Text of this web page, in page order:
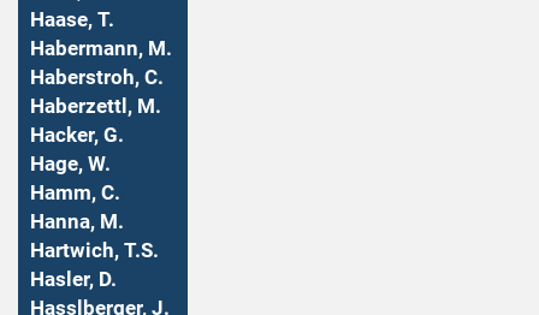
Haase, T.
Habermann, M.
Haberstroh, C.
Haberzettl, M.
Hacker, G.
Hage, W.
Hamm, C.
Hanna, M.
Hartwich, T.S.
Hasler, D.
Hasslberger, J.